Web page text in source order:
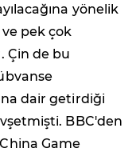
yönelik
pek çok
Çin de bu
dair getirdiği
BBC'den
Game